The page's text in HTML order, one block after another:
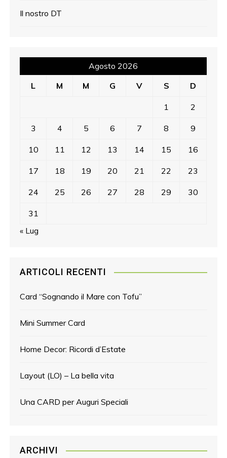
Il nostro DT
Agosto 2026
L
M M G V S D
1 2
3 4 5 6 7 8 9
10 11 12 13 14 15 16
17 18 19 20 21 22 23
24 25 26 27 28 29 30
31
« Lug
ARTICOLI RECENTI
Card “Sognando il Mare con Tofu”
Mini Summer Card
Home Decor: Ricordi d’Estate
Layout (LO) – La bella vita
Una CARD per Auguri Speciali
ARCHIVI